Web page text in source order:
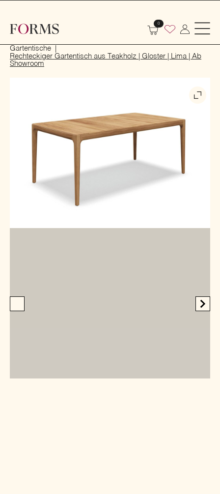
0
Gartentische
Rechteckiger Gartentisch aus Teakholz | Gloster | Lima | Ab
Showroom